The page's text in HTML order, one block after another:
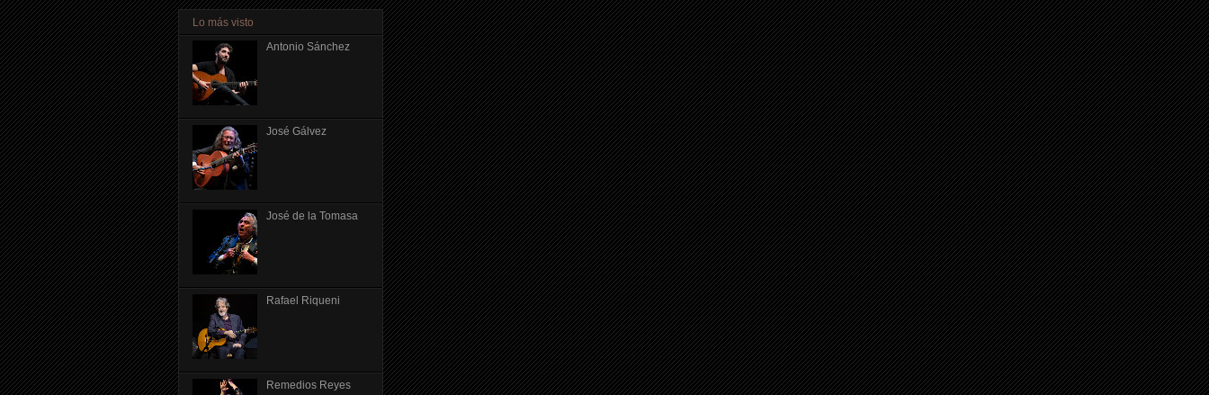
Lo más visto
Antonio Sánchez
José Gálvez
José de la Tomasa
Rafael Riqueni
Remedios Reyes